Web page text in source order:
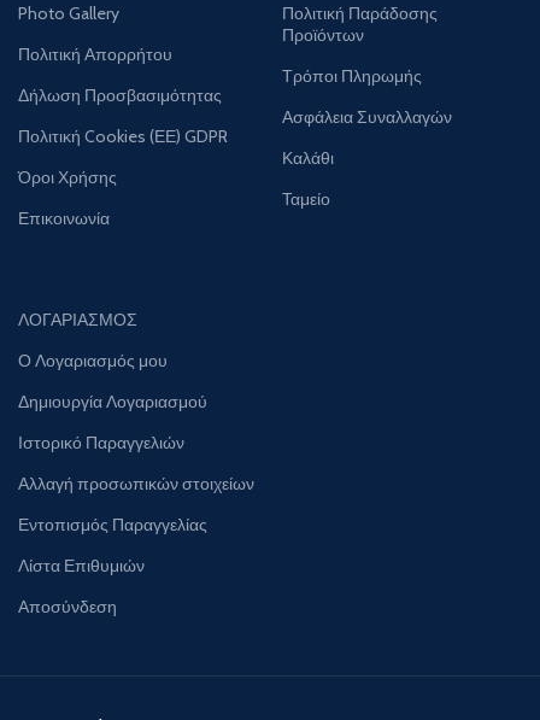
Photo Gallery
Πολιτική Απορρήτου
Δήλωση Προσβασιμότητας
Πολιτική Cookies (ΕΕ) GDPR
Όροι Χρήσης
Επικοινωνία
Πολιτική Παράδοσης
Προϊόντων
Τρόποι Πληρωμής
Ασφάλεια Συναλλαγών
Καλάθι
Ταμείο
ΛΟΓΑΡΙΑΣΜΟΣ
Ο Λογαριασμός μου
Δημιουργία Λογαριασμού
Ιστορικό Παραγγελιών
Αλλαγή προσωπικών στοιχείων
Εντοπισμός Παραγγελίας
Λίστα Επιθυμιών
Αποσύνδεση